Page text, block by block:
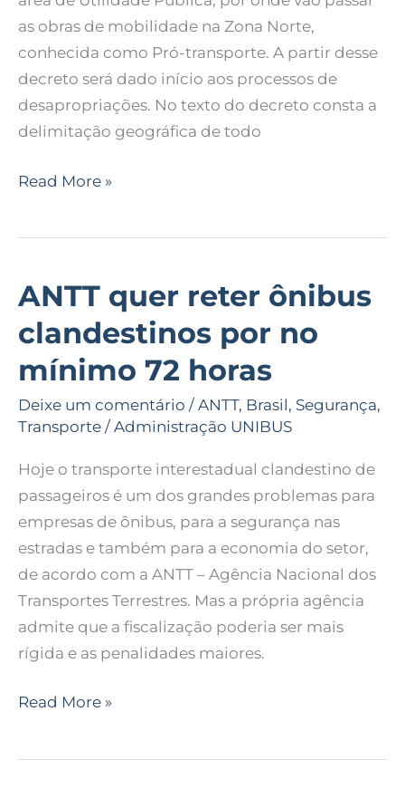
as obras de mobilidade na Zona Norte,
conhecida como Pró-transporte. A partir desse
decreto será dado início aos processos de
desapropriações. No texto do decreto consta a
delimitação geográfica de todo
transporte
Read More »
ANTT quer reter ônibus
clandestinos por no
mínimo 72 horas
Deixe um comentário / ANTT, Brasil, Segurança,
Transporte / Administração UNIBUS
Hoje o transporte interestadual clandestino de
passageiros é um dos grandes problemas para
empresas de ônibus, para a segurança nas
estradas e também para a economia do setor,
de acordo com a ANTT – Agência Nacional dos
Transportes Terrestres. Mas a própria agência
admite que a fiscalização poderia ser mais
rígida e as penalidades maiores.
ANTT
reter
ônibus
por
mínimo
72
horas
Read More »